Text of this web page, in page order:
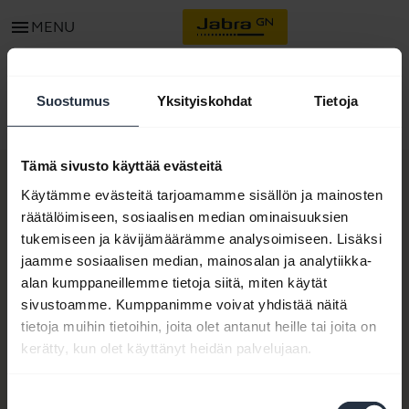
Suostumus Yksityiskohdat Tietoja
Tämä sivusto käyttää evästeitä
Käytämme evästeitä tarjoamamme sisällön ja mainosten
räätälöimiseen, sosiaalisen median ominaisuuksien
tukemiseen ja kävijämäärämme analysoimiseen. Lisäksi
jaamme sosiaalisen median, mainosalan ja analytiikka-
alan kumppaneillemme tietoja siitä, miten käytät
sivustoamme. Kumppanimme voivat yhdistää näitä
tietoja muihin tietoihin, joita olet antanut heille tai joita on
kerätty, kun olet käyttänyt heidän palvelujaan.
menu MENU
Kotisivu Tarvikkeet Jabra Elite 45H Soft Pouch
expand_more
Meistä
Tietoja Jabrasta
Työpaikat
Kestävä kehitys
Uutiset ja lehdistötiedotteet
expand_more
Tuotteemme
Kuulokemikrofonit
Konferenssikaiuttimet
Miten ostaa
Valtuutetut yritystuotteiden jälleenmyyjät
Ota yhteyttä